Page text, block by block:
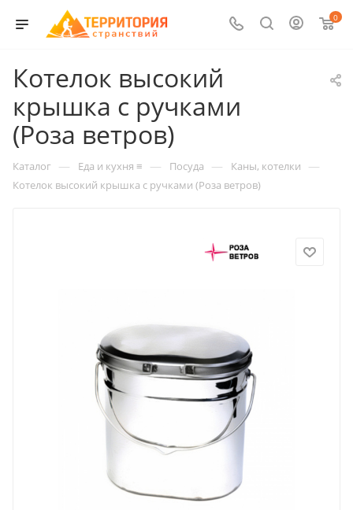
0
Котелок высокий
крышка с ручками
(Роза ветров)
Каталог — Еда и кухня ≡ — Посуда — Каны, котелки —
Котелок высокий крышка с ручками (Роза ветров)